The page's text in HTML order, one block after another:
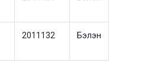
2011132 Бэлэн